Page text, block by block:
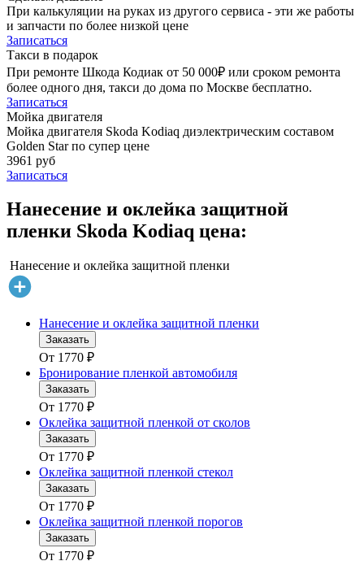
При калькуляции на руках из другого сервиса - эти же работы
и запчасти по более низкой цене
Записаться
Такси в подарок
При ремонте Шкода Кодиак от 50 000₽ или сроком ремонта
более одного дня, такси до дома по Москве бесплатно.
Записаться
Мойка двигателя
Мойка двигателя Skoda Kodiaq диэлектрическим составом
Golden Star по супер цене
3961 руб
Записаться
Нанесение и оклейка защитной
пленки Skoda Kodiaq цена:
Нанесение и оклейка защитной пленки
Нанесение и оклейка защитной пленки
Заказать
От 1770 ₽
Бронирование пленкой автомобиля
Заказать
От 1770 ₽
Оклейка защитной пленкой от сколов
Заказать
От 1770 ₽
Оклейка защитной пленкой стекол
Заказать
От 1770 ₽
Оклейка защитной пленкой порогов
Заказать
От 1770 ₽